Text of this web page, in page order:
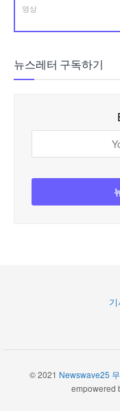
영상
뉴스레터 구독하기
© 2021 Newswave25
empowered